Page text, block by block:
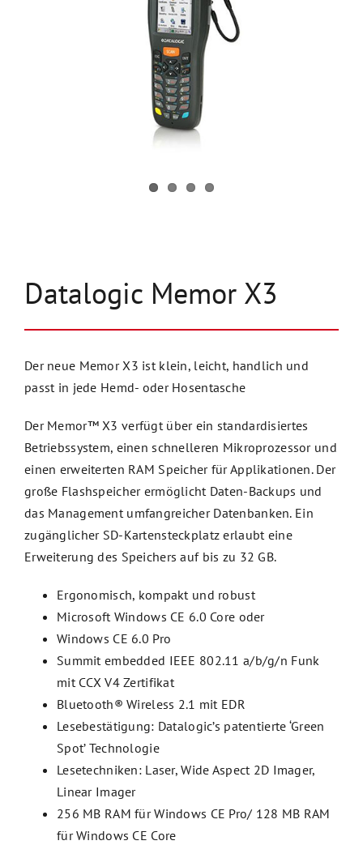
Datalogic Memor X3
Der neue Memor X3 ist klein, leicht, handlich und
passt in jede Hemd- oder Hosentasche
Der Memor™ X3 verfügt über ein standardisiertes
Betriebssystem, einen schnelleren Mikroprozessor und
einen erweiterten RAM Speicher für Applikationen. Der
große Flashspeicher ermöglicht Daten-Backups und
das Management umfangreicher Datenbanken. Ein
zugänglicher SD-Kartensteckplatz erlaubt eine
Erweiterung des Speichers auf bis zu 32 GB.
Ergonomisch, kompakt und robust
Microsoft Windows CE 6.0 Core oder
Windows CE 6.0 Pro
Summit embedded IEEE 802.11 a/b/g/n Funk
mit CCX V4 Zertifikat
Bluetooth® Wireless 2.1 mit EDR
Lesebestätigung: Datalogic’s patentierte ‘Green
Spot’ Technologie
Lesetechniken: Laser, Wide Aspect 2D Imager,
Linear Imager
256 MB RAM für Windows CE Pro/ 128 MB RAM
für Windows CE Core